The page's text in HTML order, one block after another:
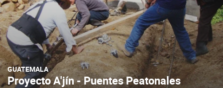
GUATEMALA
Proyecto A'jín - Puentes Peatonales